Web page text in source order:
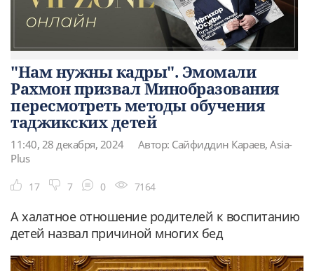
"Нам нужны кадры". Эмомали
Рахмон призвал Минобразования
пересмотреть методы обучения
таджикских детей
11:40, 28 декабря, 2024
Автор: Сайфиддин Караев, Asia-
Plus
17 7 0 7164
А халатное отношение родителей к воспитанию
детей назвал причиной многих бед